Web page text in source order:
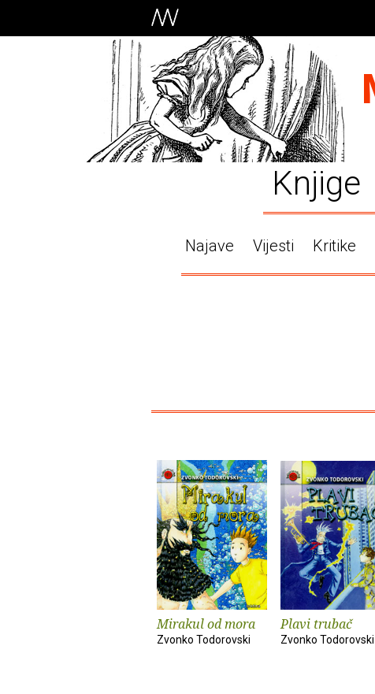
Knjige
Najave Vijesti Kritike
Mirakul od mora
Zvonko Todorovski
Plavi trubač
Zvonko Todorovski